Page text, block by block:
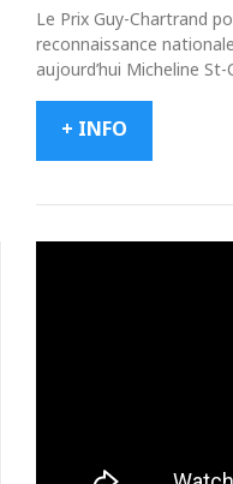
Le Prix Guy-Chartrand
reconnaissance
aujourd’hui Micheline
+ INFO